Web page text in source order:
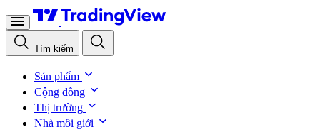
Tìm kiếm
Sản phẩm
Cộng đồng
Thị trường
Nhà môi giới